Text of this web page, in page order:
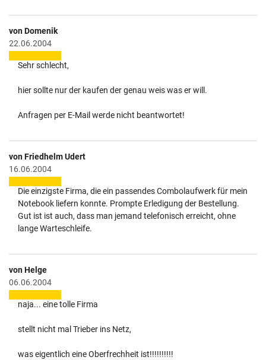
von Domenik
22.06.2004
Sehr schlecht,
hier sollte nur der kaufen der genau weis was er will.
Anfragen per E-Mail werde nicht beantwortet!
von Friedhelm Udert
16.06.2004
Die einzigste Firma, die ein passendes Combolaufwerk für mein
Notebook liefern konnte. Prompte Erledigung der Bestellung.
Gut ist ist auch, dass man jemand telefonisch erreicht, ohne
lange Warteschleife.
von Helge
06.06.2004
naja... eine tolle Firma
stellt nicht mal Trieber ins Netz,
was eigentlich eine Oberfrechheit ist!!!!!!!!!!